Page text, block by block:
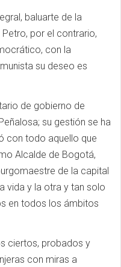
baluarte de la
por el contrario,
con la
su deseo es
de gobierno de
su gestión se ha
con todo aquello que
Alcalde de Bogotá,
de la capital
vida y la otra y tan solo
en todos los ámbitos
ciertos, probados y
con miras a